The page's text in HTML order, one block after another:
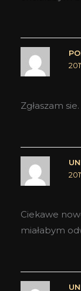
Zgłaszam
Ciekawe
miałabym